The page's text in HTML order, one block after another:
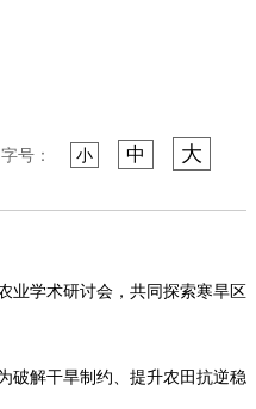
字号： 小 中 大
业学术研讨会，共同探索寒旱区
破解干旱制约、提升农田抗逆稳